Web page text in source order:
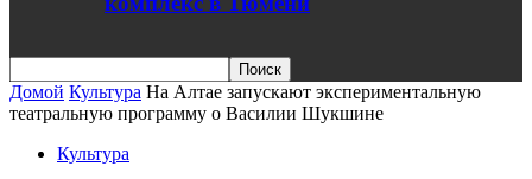
Домой Культура На Алтае запускают экспериментальную
театральную программу о Василии Шукшине
Культура